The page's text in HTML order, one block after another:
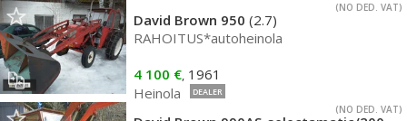
(NO DED. VAT)
David Brown 950 (2.7)
RAHOITUS*autoheinola
4 100 €, 1961
Heinola
DEALER
(NO DED. VAT)